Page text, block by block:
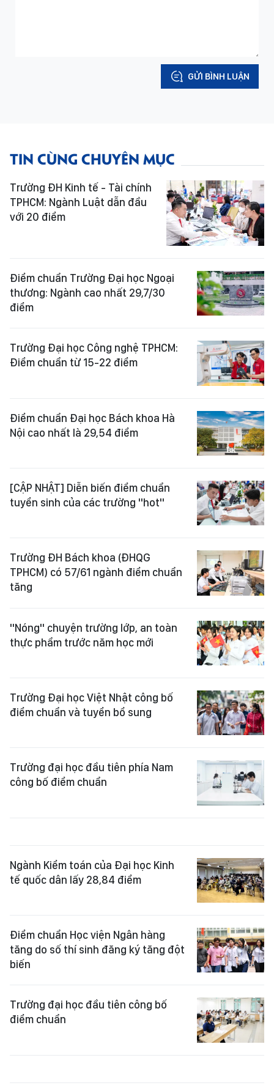
GỬI BÌNH LUẬN
TIN CÙNG CHUYÊN MỤC
Trường ĐH Kinh tế - Tài chính
TPHCM: Ngành Luật dẫn đầu
với 20 điểm
Điểm chuẩn Trường Đại học Ngoại
thương: Ngành cao nhất 29,7/30
điểm
Trường Đại học Công nghệ TPHCM:
Điểm chuẩn từ 15-22 điểm
Điểm chuẩn Đại học Bách khoa Hà
Nội cao nhất là 29,54 điểm
[CẬP NHẬT] Diễn biến điểm chuẩn
tuyển sinh của các trường "hot"
Trường ĐH Bách khoa (ĐHQG
TPHCM) có 57/61 ngành điểm chuẩn
tăng
"Nóng" chuyện trường lớp, an toàn
thực phẩm trước năm học mới
Trường Đại học Việt Nhật công bố
điểm chuẩn và tuyển bổ sung
Trường đại học đầu tiên phía Nam
công bố điểm chuẩn
Ngành Kiểm toán của Đại học Kinh
tế quốc dân lấy 28,84 điểm
Điểm chuẩn Học viện Ngân hàng
tăng do số thí sinh đăng ký tăng đột
biến
Trường đại học đầu tiên công bố
điểm chuẩn